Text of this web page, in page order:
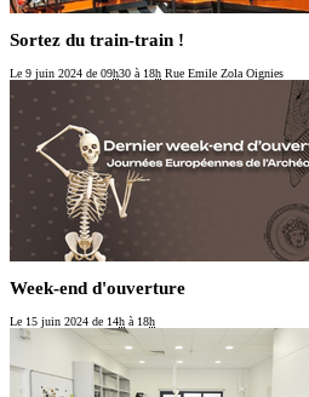
Sortez du train-train !
Le 9 juin 2024 de 09h30 à 18h Rue Emile Zola Oignies
Week-end d'ouverture
Le 15 juin 2024 de 14h à 18h